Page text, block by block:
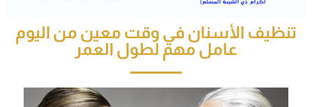
تنظيف الأسنان في وقت معين من اليوم
عامل مهم لطول العمر